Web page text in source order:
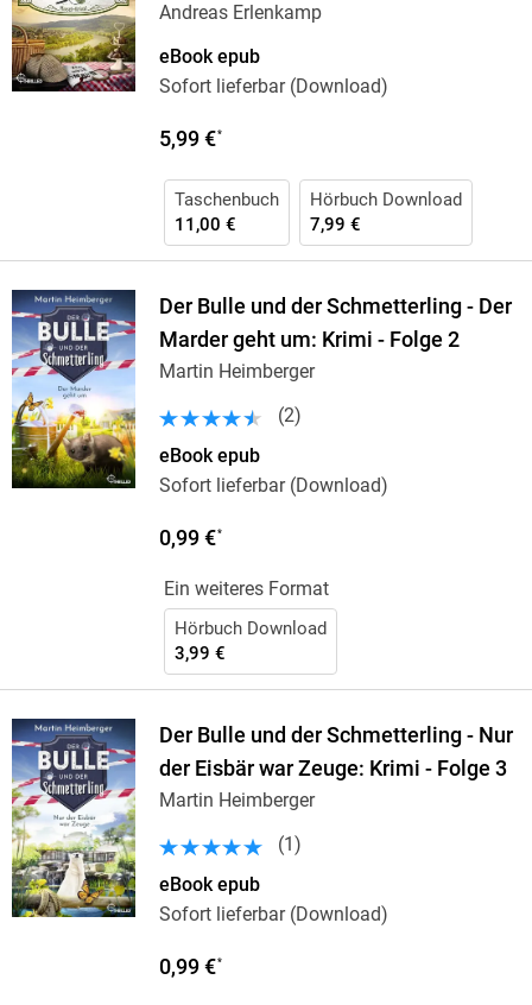
Andreas Erlenkamp
eBook epub
Sofort lieferbar (Download)
5,99 €*
Taschenbuch
11,00 €
Hörbuch Download
7,99 €
Der Bulle und der Schmetterling - Der
Marder geht um: Krimi - Folge 2
Martin Heimberger
(2)
eBook epub
Sofort lieferbar (Download)
0,99 €*
Ein weiteres Format
Hörbuch Download
3,99 €
Der Bulle und der Schmetterling - Nur
der Eisbär war Zeuge: Krimi - Folge 3
Martin Heimberger
(1 )
eBook epub
Sofort lieferbar (Download)
0,99 €*